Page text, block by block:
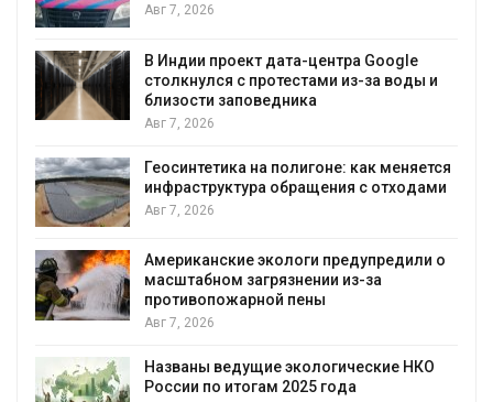
7, 2026
проект дата-центра Google
с протестами из-за воды и
заповедника
7, 2026
на полигоне: как меняется
обращения с отходами
7, 2026
экологи предупредили о
загрязнении из-за
пены
7, 2026
ведущие экологические НКО
по итогам 2025 года
Авг 7, 2026
Авг 7,